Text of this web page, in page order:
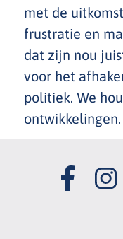
met de
frustratie en
dat zijn nou
voor het
politiek. We
ontwikkelingen.